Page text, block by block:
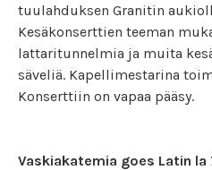
tuulahduksen Granitin
Kesäkonserttien teeman
lattaritunnelmia ja muita
säveliä. Kapellimestarina
Konserttiin on vapaa pääsy.
Vaskiakatemia goes Latin la